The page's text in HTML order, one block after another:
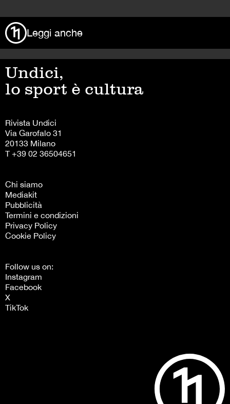
Leggi anche
Undici,
lo sport è cultura
Rivista Undici
Via Garofalo 31
20133 Milano
T +39 02 36504651
Chi siamo
Mediakit
Pubblicità
Termini e condizioni
Privacy Policy
Cookie Policy
Follow us on:
Instagram
Facebook
X
TikTok